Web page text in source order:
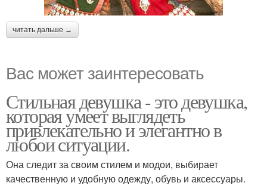
читать дальше →
Вас может заинтересовать
Стильная девушка - это девушка,
которая умеет выглядеть
привлекательно и элегантно в
любои ситуации.
Она следит за своим стилем и модои, выбирает
качественную и удобную одежду, обувь и аксессуары.